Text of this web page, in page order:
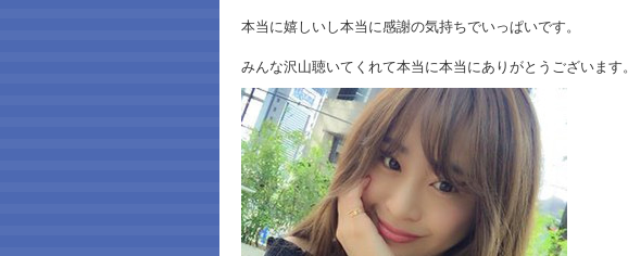
本当に嬉しいし本当に感謝の気持ちでいっぱいです。
みんな沢山聴いてくれて本当に本当にありがとうございます。